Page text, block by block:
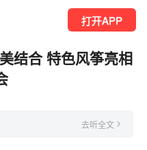
打开APP
结合 特色风筝亮相
去听全文